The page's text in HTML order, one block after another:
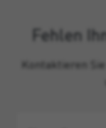
Fehlen
Kontaktieren